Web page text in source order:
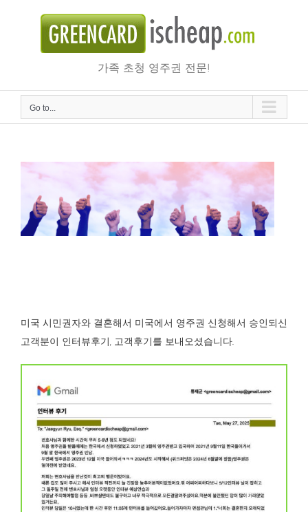
가족 초청 영주권 전문!
Go to...
미국 시민권자와 결혼해서 미국에서 영주권 신청해서 승인되신
고객분이 인터뷰후기, 고객후기를 보내오셨습니다.